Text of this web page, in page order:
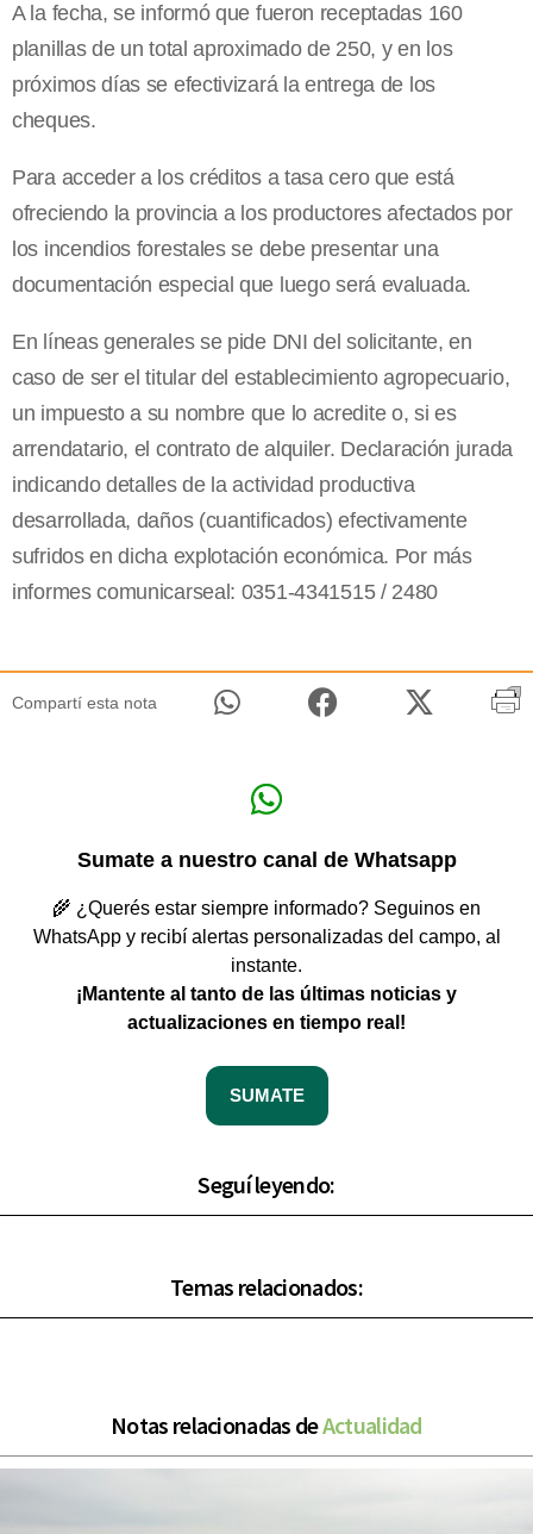
A la fecha, se informó que fueron receptadas 160
planillas de un total aproximado de 250, y en los
próximos días se efectivizará la entrega de los
cheques.
Para acceder a los créditos a tasa cero que está
ofreciendo la provincia a los productores afectados por
los incendios forestales se debe presentar una
documentación especial que luego será evaluada.
En líneas generales se pide DNI del solicitante, en
caso de ser el titular del establecimiento agropecuario,
un impuesto a su nombre que lo acredite o, si es
arrendatario, el contrato de alquiler. Declaración jurada
indicando detalles de la actividad productiva
desarrollada, daños (cuantificados) efectivamente
sufridos en dicha explotación económica. Por más
informes comunicarseal: 0351-4341515 / 2480
Compartí esta nota
Sumate a nuestro canal de Whatsapp
🌾 ¿Querés estar siempre informado? Seguinos en
WhatsApp y recibí alertas personalizadas del campo, al
instante.
¡Mantente al tanto de las últimas noticias y
actualizaciones en tiempo real!
SUMATE
Seguí leyendo:
Temas relacionados:
Notas relacionadas deActualidad